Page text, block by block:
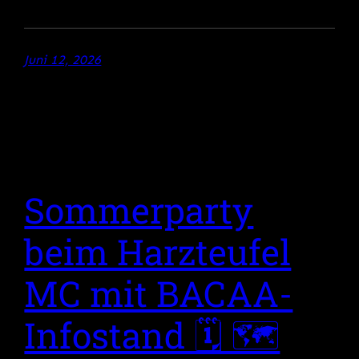
Juni 12, 2026
Sommerparty
beim Harzteufel
MC mit BACAA-
Infostand 🗓 🗺